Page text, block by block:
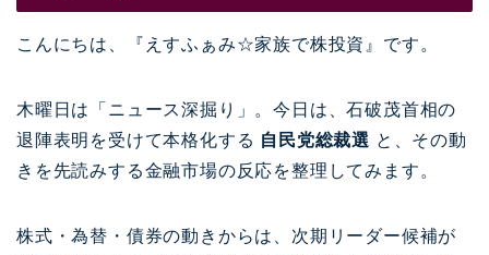
こんにちは、『えすふぁみ☆家族で株投資』です。
木曜日は「ニュース深掘り」。今日は、石破茂首相の
退陣表明を受けて本格化する 自民党総裁選 と、その動
きを先読みする金融市場の反応を整理してみます。
株式・為替・債券の動きからは、次期リーダー候補が